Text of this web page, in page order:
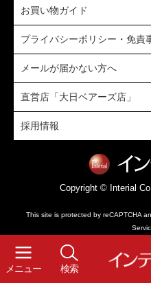
メニュー 検索
お買い物ガイド
プライバシーポリシー・免責
メールが届かない方へ
直営店「大日ベアーズ店」
採用情報
Copyright © Interial
This site is protected by reCAPTCHA